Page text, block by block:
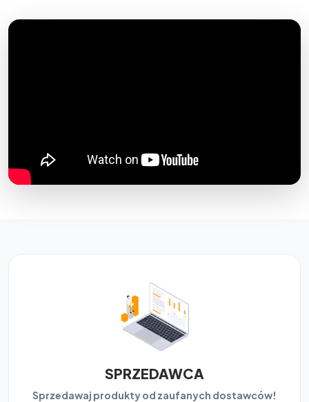
SPRZEDAWCA
Sprzedawaj produkty od zaufanych dostawców!